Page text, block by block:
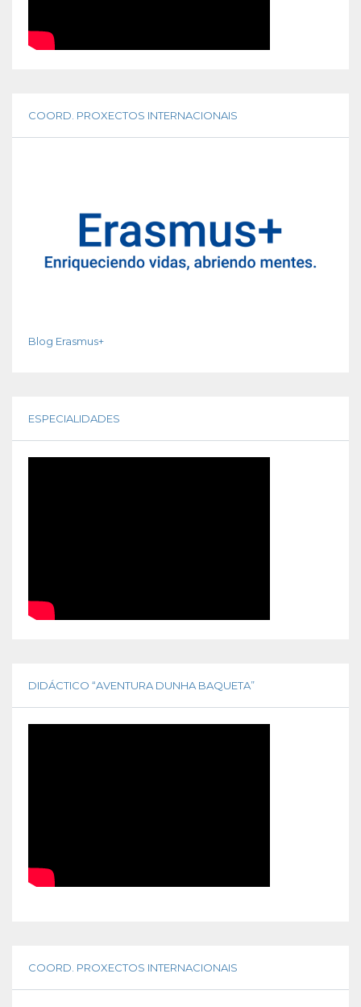
COORD. PROXECTOS INTERNACIONAIS
Blog Erasmus+
ESPECIALIDADES
DIDÁCTICO “AVENTURA DUNHA BAQUETA”
COORD. PROXECTOS INTERNACIONAIS